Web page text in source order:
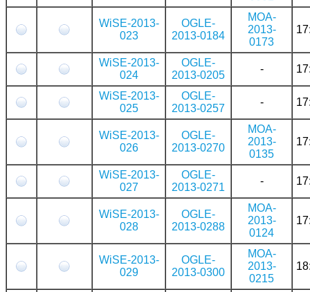
WiSE-2013-
023
OGLE-
2013-0184
MOA-
2013-
0173
WiSE-2013-
024
OGLE-
2013-0205
-
WiSE-2013-
025
OGLE-
2013-0257
-
WiSE-2013-
026
OGLE-
2013-0270
MOA-
2013-
0135
WiSE-2013-
027
OGLE-
2013-0271
-
WiSE-2013-
028
OGLE-
2013-0288
MOA-
2013-
0124
WiSE-2013-
029
OGLE-
2013-0300
MOA-
2013-
0215